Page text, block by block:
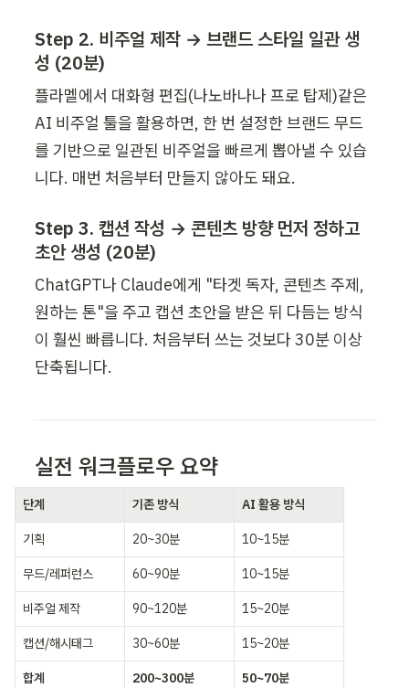
Step 2. 비주얼 제작 → 브랜드 스타일 일관 생
성 (20분)
플라멜에서 대화형 편집(나노바나나 프로 탑제)같은
AI 비주얼 툴을 활용하면, 한 번 설정한 브랜드 무드
를 기반으로 일관된 비주얼을 빠르게 뽑아낼 수 있습
니다. 매번 처음부터 만들지 않아도 돼요.
Step 3. 캡션 작성 → 콘텐츠 방향 먼저 정하고
초안 생성 (20분)
ChatGPT나 Claude에게 "타겟 독자, 콘텐츠 주제,
원하는 톤"을 주고 캡션 초안을 받은 뒤 다듬는 방식
이 훨씬 빠릅니다. 처음부터 쓰는 것보다 30분 이상
단축됩니다.
실전 워크플로우 요약
단계 기존 방식 AI 활용 방식
기획 20~30분 10~15분
무드/레퍼런스 60~90분 10~15분
비주얼 제작 90~120분 15~20분
캡션/해시태그 30~60분 15~20분
합계 200~300분 50~70분